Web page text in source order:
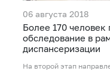
06 августа 2018
Более 170 человек
обследование в
диспансеризации
На второй этап